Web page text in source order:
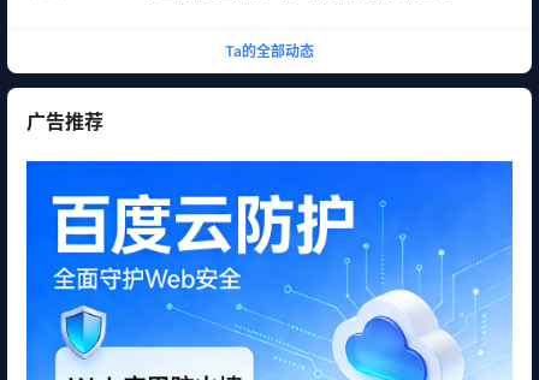
Ta的全部动态
广告推荐